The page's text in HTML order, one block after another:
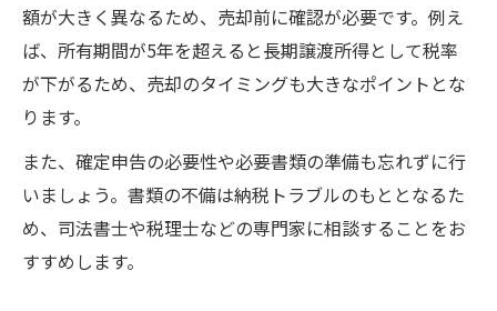
額が大きく異なるため、売却前に確認が必要です。例え
ば、所有期間が5年を超えると長期譲渡所得として税率
が下がるため、売却のタイミングも大きなポイントとな
ります。
また、確定申告の必要性や必要書類の準備も忘れずに行
いましょう。書類の不備は納税トラブルのもととなるた
め、司法書士や税理士などの専門家に相談することをお
すすめします。